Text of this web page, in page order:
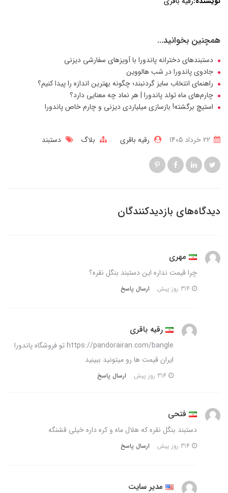
همچنین بخوانید...
دستبندهای دخترانه پاندورا با آویزهای سفارشی دیزنی
جادوی پاندورا در شب هالووین
راهنمای انتخاب سایز گردنبند؛ چگونه بهترین اندازه را پیدا کنیم؟
چارم‌های ماه تولد پاندورا | هر نماد چه معنایی دارد؟
استیچ برگشته! بازسازی میلیاردی دیزنی و چارم خاص پاندورا
رقیه باقری بلاگ دستبند
دیدگاه‌های بازدیدکنندگان
مهری
چرا قیمت نداره این دستبند بنگل نقره؟
ارسال پاسخ
رقیه باقری
https://pandorairan.com/bangle تو فروشگاه پاندورا
ایران قیمت ها رو میتونید ببینید
ارسال پاسخ
فتحی
دستبند بنگل نقره که هلال ماه و کره داره خیلی قشنگه
ارسال پاسخ
مدیر سایت